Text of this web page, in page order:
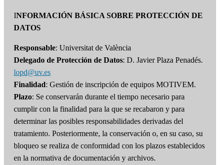
INFORMACIÓN BÁSICA SOBRE PROTECCIÓN DE
DATOS
Responsable: Universitat de València
Delegado de Protección de Datos: D. Javier Plaza Penadés.
lopd@uv.es
Finalidad: Gestión de inscripción de equipos MOTIVEM.
Plazo: Se conservarán durante el tiempo necesario para
cumplir con la finalidad para la que se recabaron y para
determinar las posibles responsabilidades derivadas del
tratamiento. Posteriormente, la conservación o, en su caso, su
bloqueo se realiza de conformidad con los plazos establecidos
en la normativa de documentación y archivos.